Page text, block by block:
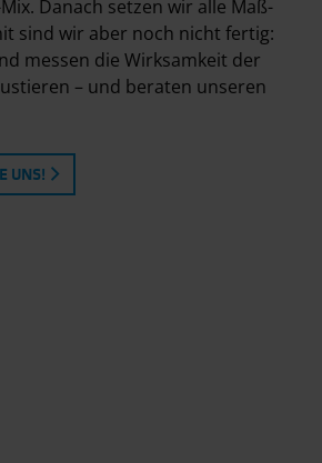
Danach setzen wir alle Maß­
sind wir aber noch nicht fertig:
messen die Wirksamkeit der
– und beraten unseren
UNS!